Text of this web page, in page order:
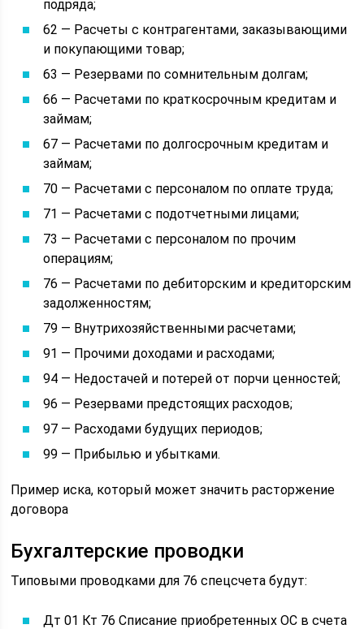
подряда;
62 — Расчеты с контрагентами, заказывающими
и покупающими товар;
63 — Резервами по сомнительным долгам;
66 — Расчетами по краткосрочным кредитам и
займам;
67 — Расчетами по долгосрочным кредитам и
займам;
70 — Расчетами с персоналом по оплате труда;
71 — Расчетами с подотчетными лицами;
73 — Расчетами с персоналом по прочим
операциям;
76 — Расчетами по дебиторским и кредиторским
задолженностям;
79 — Внутрихозяйственными расчетами;
91 — Прочими доходами и расходами;
94 — Недостачей и потерей от порчи ценностей;
96 — Резервами предстоящих расходов;
97 — Расходами будущих периодов;
99 — Прибылью и убытками.
Пример иска, который может значить расторжение
договора
Бухгалтерские проводки
Типовыми проводками для 76 спецсчета будут:
Дт 01 Кт 76 Списание приобретенных ОС в счета